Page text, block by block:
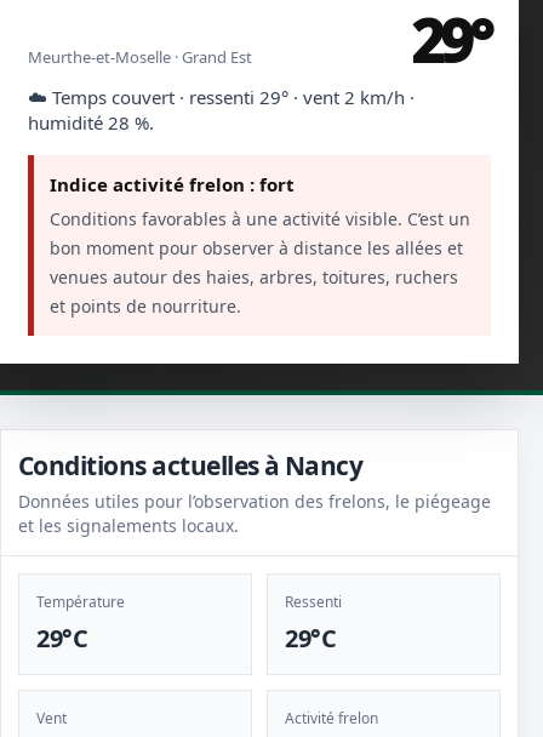
Meurthe-et-Moselle · Grand Est 29°
☁️ Temps couvert · ressenti 29° · vent 2 km/h ·
humidité 28 %.
Indice activité frelon : fort
Conditions favorables à une activité visible. C’est un
bon moment pour observer à distance les allées et
venues autour des haies, arbres, toitures, ruchers
et points de nourriture.
Conditions actuelles à Nancy
Données utiles pour l’observation des frelons, le piégeage
et les signalements locaux.
Température
29°C
Ressenti
29°C
Vent Activité frelon